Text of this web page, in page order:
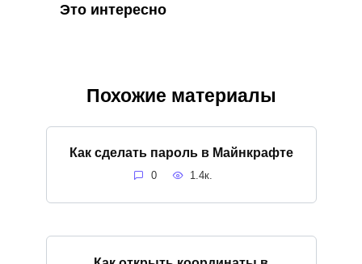
Это интересно
Похожие материалы
Как сделать пароль в Майнкрафте
0 1.4к.